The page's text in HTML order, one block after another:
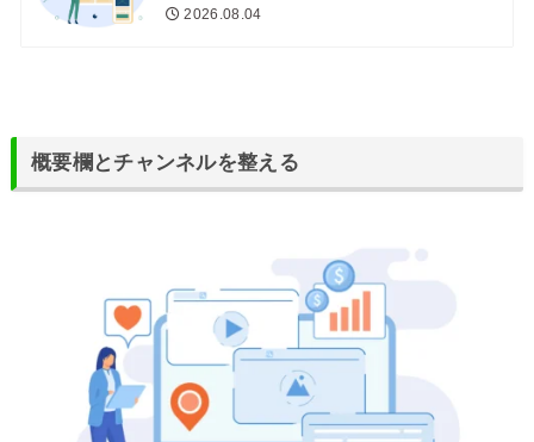
2026.08.04
概要欄とチャンネルを整える